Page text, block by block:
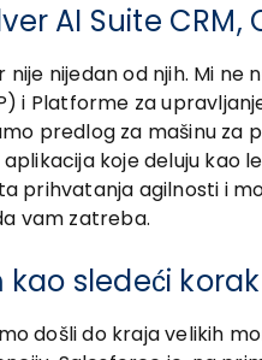
AI Suite
nije nijedan od njih. Mi
i Platforme za
predlog za mašinu za
koje deluju kao
prihvatanja agilnosti i
vam zatreba.
kao sledeći korak
došli do kraja velikih